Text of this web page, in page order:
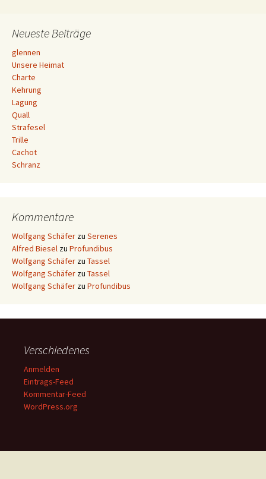
Neueste Beiträge
glennen
Unsere Heimat
Charte
Kehrung
Lagung
Quall
Strafesel
Trille
Cachot
Schranz
Kommentare
Wolfgang Schäfer zu Serenes
Alfred Biesel zu Profundibus
Wolfgang Schäfer zu Tassel
Wolfgang Schäfer zu Tassel
Wolfgang Schäfer zu Profundibus
Verschiedenes
Anmelden
Eintrags-Feed
Kommentar-Feed
WordPress.org